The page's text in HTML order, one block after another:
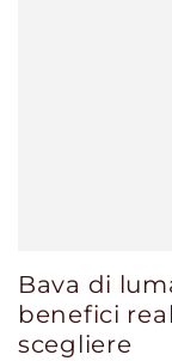
Bava di
benefici
scegliere